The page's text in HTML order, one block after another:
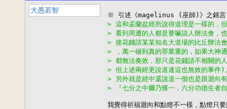
大愚若智
> 這和孟蘭盆經所說得道理是一樣的，
> 看到周遭的人都是要嘛請人辦法會，
> 接花錢請某某知名大道場的比丘辦法
> ，萬一碰到真的罪業重的，如果大神
> 都無法奏效，那只是花錢請不相關
> 但上述兩經更說道連這也無效的事件)
> 另外就是經中還說道一個也是跟迴向
> 『七分之中爾乃獲一，六分功德生者
我覺得祈福迴向和點燈不一樣，點燈只